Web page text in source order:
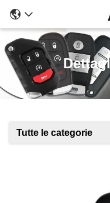
Tutte le categorie